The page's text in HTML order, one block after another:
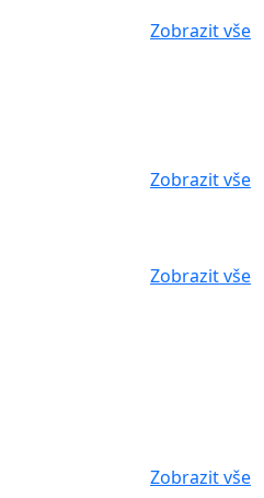
Zobrazit vše
Zobrazit vše
Zobrazit vše
Zobrazit vše